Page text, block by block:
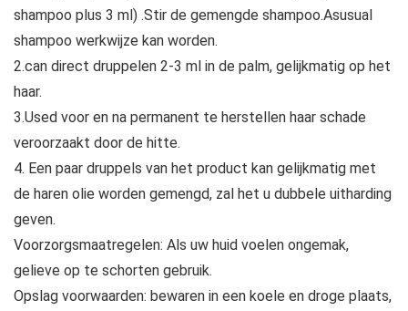
shampoo plus 3 ml) .Stir de gemengde shampoo.Asusual
shampoo werkwijze kan worden.
2.can direct druppelen 2-3 ml in de palm, gelijkmatig op het
haar.
3.Used voor en na permanent te herstellen haar schade
veroorzaakt door de hitte.
4. Een paar druppels van het product kan gelijkmatig met
de haren olie worden gemengd, zal het u dubbele uitharding
geven.
Voorzorgsmaatregelen: Als uw huid voelen ongemak,
gelieve op te schorten gebruik.
Opslag voorwaarden: bewaren in een koele en droge plaats,